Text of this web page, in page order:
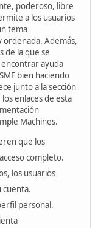
poderoso, libre
a los usuarios
tema
Además,
de la que se
ayuda
bien haciendo
junto a la sección
enlaces de esta
Machines.
que los
completo.
los usuarios
cuenta.
personal.